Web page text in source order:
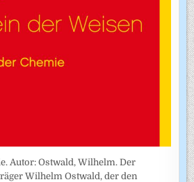
Autor: Ostwald, Wilhelm. Der
Wilhelm Ostwald, der den